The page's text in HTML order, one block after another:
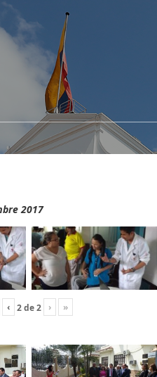
2017
‹ 2de2 › »